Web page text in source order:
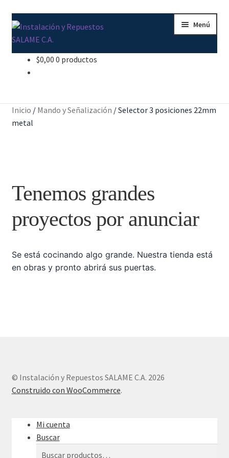
Ir
a
la
navegación
Ir
al
contenido
Menú
Contacto
Mi cuenta
Nosotros
Sample Page
$0,00 0 productos
Inicio / Mando y Señalización /Selector 3 posiciones 22mm
metal
Tenemos grandes
proyectos por anunciar
Se está cocinando algo grande. Nuestra tienda está
en obras y pronto abrirá sus puertas.
© Instalación y Repuestos SALAME C.A. 2026
Construido con WooCommerce.
Mi cuenta
Buscar